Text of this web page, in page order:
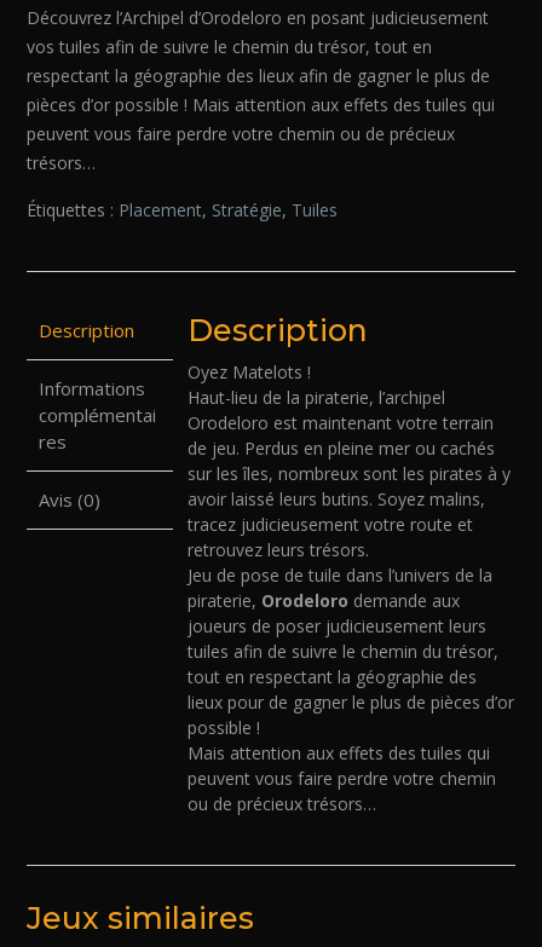
Découvrez l’Archipel d’Orodeloro en posant judicieusement
vos tuiles afin de suivre le chemin du trésor, tout en
respectant la géographie des lieux afin de gagner le plus de
pièces d’or possible ! Mais attention aux effets des tuiles qui
peuvent vous faire perdre votre chemin ou de précieux
trésors…
Étiquettes : Placement, Stratégie, Tuiles
Description
Informations
complémentai
res
Avis (0)
Description
Oyez Matelots !
Haut-lieu de la piraterie, l’archipel
Orodeloro est maintenant votre terrain
de jeu. Perdus en pleine mer ou cachés
sur les îles, nombreux sont les pirates à y
avoir laissé leurs butins. Soyez malins,
tracez judicieusement votre route et
retrouvez leurs trésors.
Jeu de pose de tuile dans l’univers de la
piraterie, Orodeloro demande aux
joueurs de poser judicieusement leurs
tuiles afin de suivre le chemin du trésor,
tout en respectant la géographie des
lieux pour de gagner le plus de pièces d’or
possible !
Mais attention aux effets des tuiles qui
peuvent vous faire perdre votre chemin
ou de précieux trésors…
Jeux similaires